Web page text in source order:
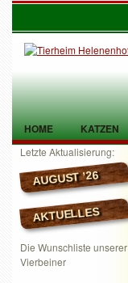
HOME KATZEN
TIER GEFUNDEN
Letzte Aktualisierung:
AUGUST ’26
AKTUELLES
Die Wunschliste unserer
Vierbeiner